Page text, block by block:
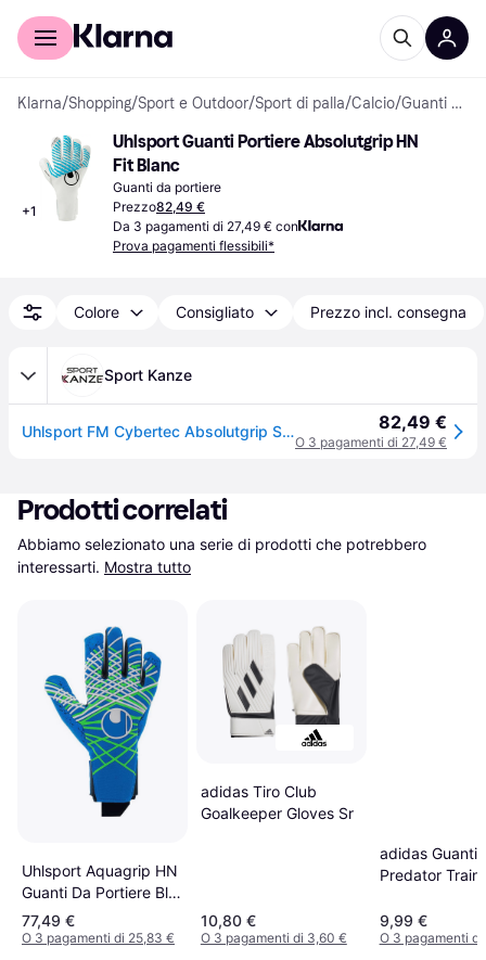
Per il tuo shopping
Klarna/Shopping/Sport e Outdoor/Sport di palla/Calcio/ Guanti da portiere
+1
Uhlsport Guanti Portiere Absolutgrip HN
Fit Blanc
Guanti da portiere
Prezzo82,49 €
Da 3 pagamenti di 27,49 € con
Prova pagamenti flessibili*
Colore Consigliato Prezzo incl. consegna
Sport Kanze
Uhlsport FM Cybertec Absolutgrip SC Torwarthandschuhe 82,49 €
O 3 pagamenti di 27,49 €
Prodotti correlati
Abbiamo selezionato una serie di prodotti che potrebbero
interessarti. Mostra tutto
Uhlsport Aquagrip HN
Guanti Da Portiere Blu
Pacifico Verde Fluo
77,49 €
O 3 pagamenti di 25,83 €
adidas Tiro Club
Goalkeeper Gloves Sr
10,80 €
O 3 pagamenti di 3,60 €
adidas Guanti
Predator
Blanc
9,99 €
O 3 pagamenti